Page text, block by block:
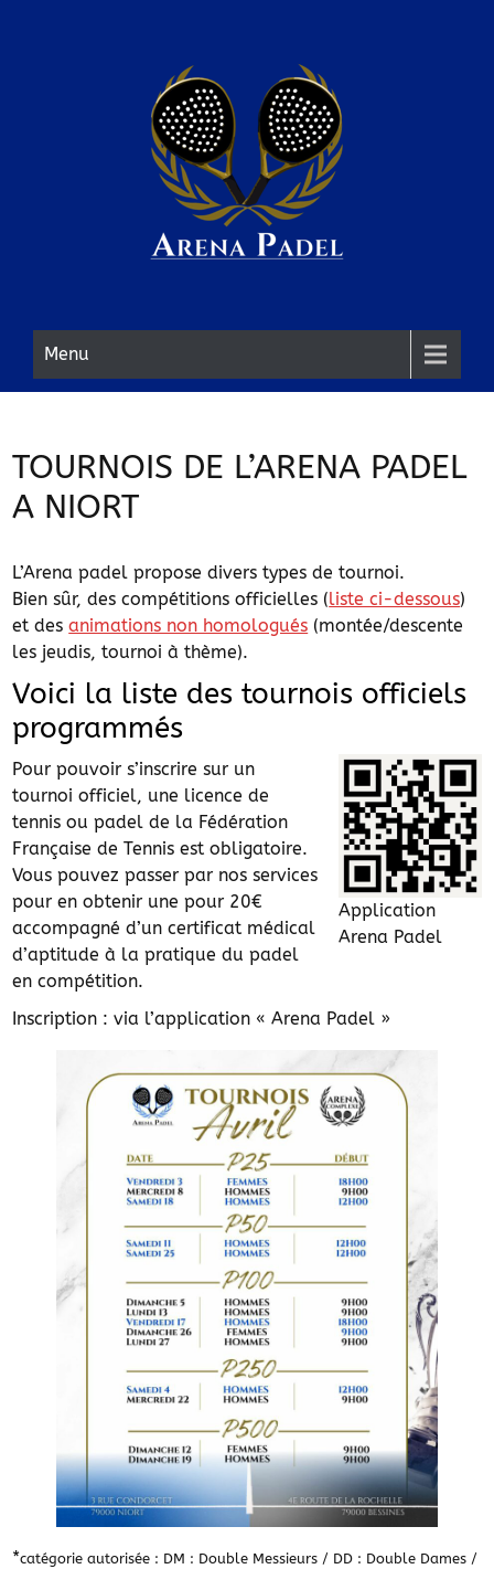
Menu
TOURNOIS DE L’ARENA PADEL
A NIORT
L’Arena padel propose divers types de tournoi.
Bien sûr, des compétitions officielles (liste ci-dessous)
et desanimations non homologués (montée/descente
les jeudis, tournoi à thème).
Voici la liste des tournois officiels
programmés
Application
Arena Padel
Pour pouvoir s’inscrire sur un
tournoi officiel, une licence de
tennis ou padel de la Fédération
Française de Tennis est obligatoire.
Vous pouvez passer par nos services
pour en obtenir une pour 20€
accompagné d’un certificat médical
d’aptitude à la pratique du padel
en compétition.
Inscription : via l’application « Arena Padel »
*catégorie autorisée : DM : Double Messieurs / DD : Double Dames /